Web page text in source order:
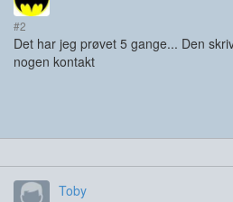
#2
Det har jeg prøvet 5 gange... Den
nogen kontakt
Toby